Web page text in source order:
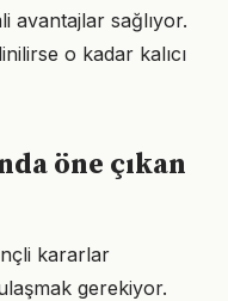
avantajlar sağlıyor.
o kadar kalıcı
öne çıkan
kararlar
gerekiyor.